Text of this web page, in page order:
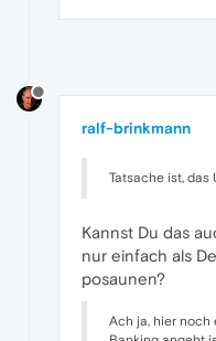
ralf-brinkmann
Tatsache ist, das
Kannst Du das
nur einfach als
posaunen?
Ach ja, hier noch